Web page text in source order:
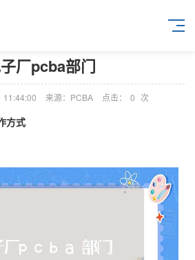
厂pcba部门
11:44:00 来源：PCBA 点击： 0 次
方式